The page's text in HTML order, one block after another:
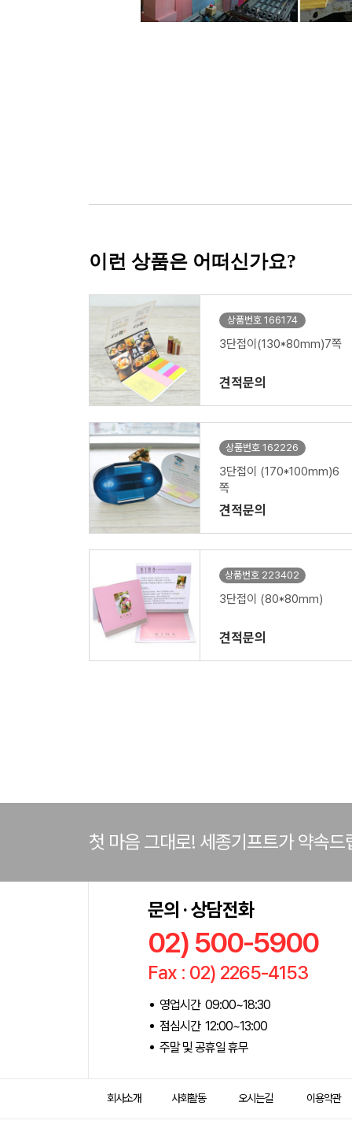
이런 상품은 어떠신가요?
상품번호 166174
3단접이(130*80mm)7쪽
견적문의
상품번호 162226
3단접이 (170*100mm)6
쪽
견적문의
상품번호 223402
3단접이 (80*80mm)
견적문의
첫 마음 그대로! 세종기프트가 약속드
문의 · 상담전화
02) 500-5900
Fax : 02) 2265-4153
영업시간 09:00~18:30
점심시간 12:00~13:00
주말 및 공휴일 휴무
회사소개 사회활동 오시는길 이용약관